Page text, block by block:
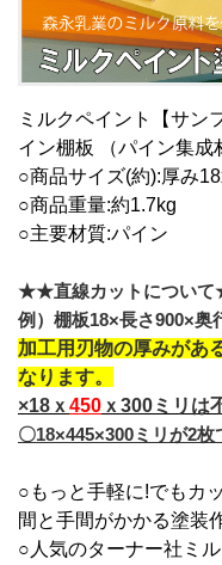
ミルクペイント【サ
イン棚板 （パイン集成
○商品サイズ(約):厚み
○商品重量:約1.7kg
○主要材質:パイン
★★直線カットについ
例）棚板18×長さ900×奥
加工用刃物の厚みがあ
なります。
×18ｘ 450 ｘ300ミリは
〇18×445×300ミリが2枚
○もっと手軽に!でもカ
間と手間がかかる塗装
○人気のターナー社ミ